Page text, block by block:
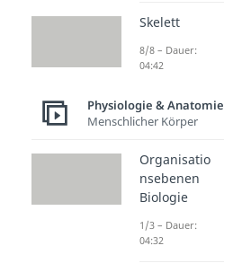
demMittelohr
und dem
Hörschnecke)
Hier ist der
Beschriftung
Skelett
8/8 – Dauer:
04:42
Physiologie & Anatomie
Menschlicher Körper
Organisatio
nsebenen
Biologie
1/3 – Dauer:
04:32